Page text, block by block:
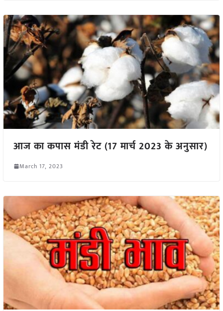
आज का कपास मंडी रेट (17 मार्च 2023 के अनुसार)
March 17, 2023